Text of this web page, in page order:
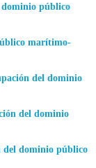
dominio público
marítimo-
del dominio
del dominio
del dominio público